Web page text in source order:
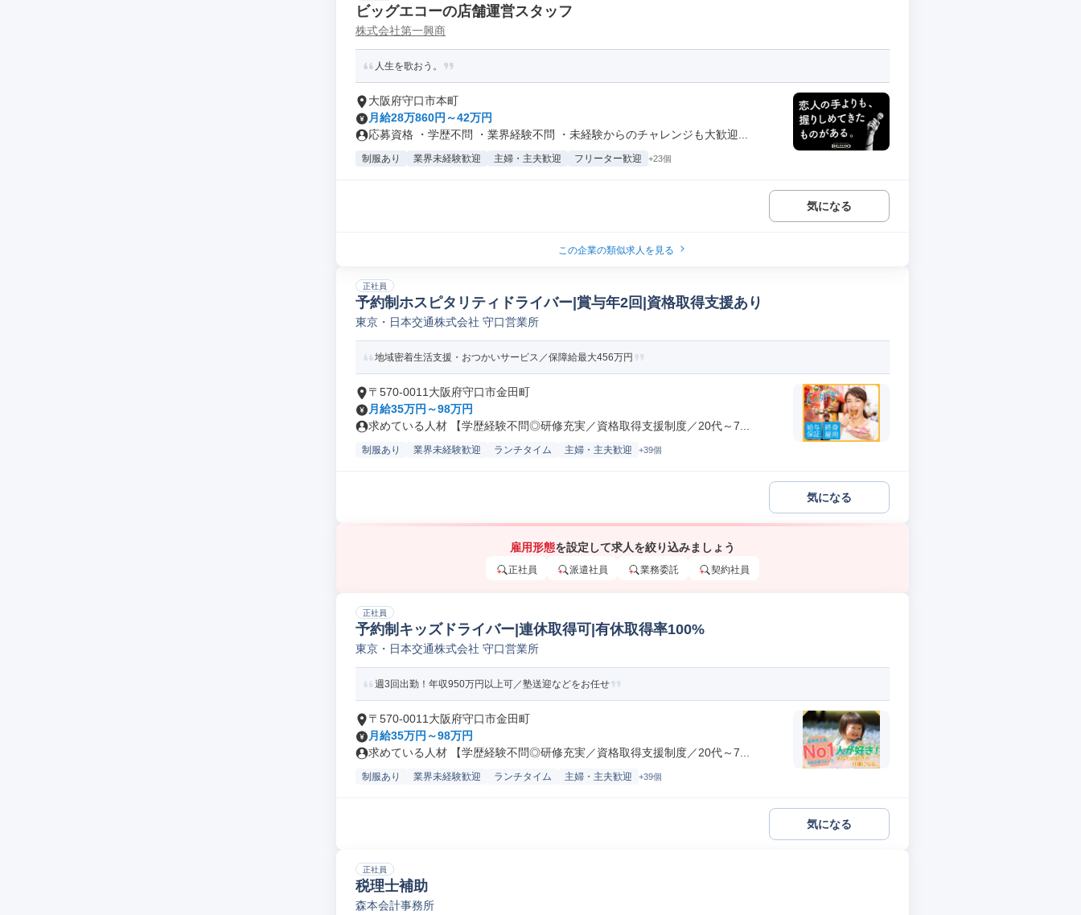
ビッグエコーの店舗運営スタッフ
株式会社第一興商
人生を歌おう。
大阪府守口市本町
月給28万860円～42万円
応募資格 ・学歴不問 ・業界経験不問 ・未経験からのチャレンジも大歓迎...
制服あり 業界未経験歓迎 主婦・主夫歓迎 フリーター歓迎 +23個
気になる
この企業の類似求人を見る
正社員
予約制ホスピタリティドライバー|賞与年2回|資格取得支援あり
東京・日本交通株式会社 守口営業所
地域密着生活支援・おつかいサービス／保障給最大456万円
〒570-0011大阪府守口市金田町
月給35万円～98万円
求めている人材 【学歴経験不問◎研修充実／資格取得支援制度／20代～7...
制服あり 業界未経験歓迎 ランチタイム 主婦・主夫歓迎 +39個
気になる
雇用形態を設定して求人を絞り込みましょう
正社員 派遣社員 業務委託 契約社員
正社員
予約制キッズドライバー|連休取得可|有休取得率100%
東京・日本交通株式会社 守口営業所
週3回出勤！年収950万円以上可／塾送迎などをお任せ
〒570-0011大阪府守口市金田町
月給35万円～98万円
求めている人材 【学歴経験不問◎研修充実／資格取得支援制度／20代～7...
制服あり 業界未経験歓迎 ランチタイム 主婦・主夫歓迎 +39個
気になる
正社員
税理士補助
森本会計事務所